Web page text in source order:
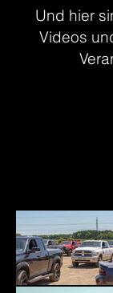
Und hier
Videos